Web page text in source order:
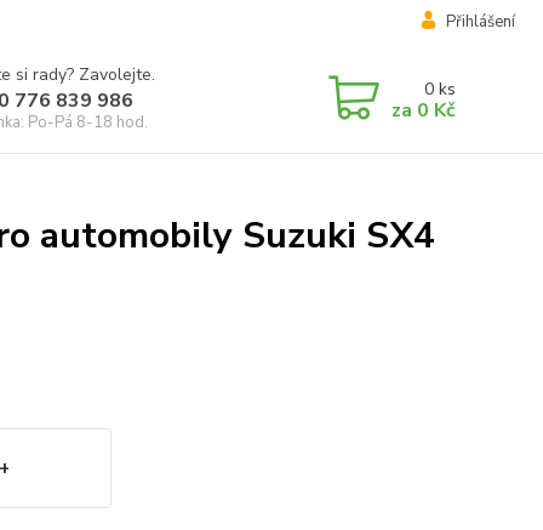
Přihlášení
si rady? Zavolejte.
776 839 986
Po-Pá 8-18 hod.
0 ks
za 0 Kč
automobily Suzuki SX4